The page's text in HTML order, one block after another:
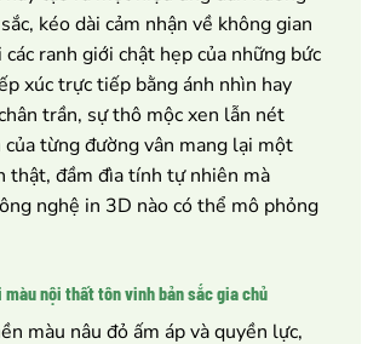
kéo dài cảm nhận về không gian
ranh giới chật hẹp của những bức
xúc trực tiếp bằng ánh nhìn hay
trần, sự thô mộc xen lẫn nét
của từng đường vân mang lại một
thật, đầm đìa tính tự nhiên mà
nghệ in 3D nào có thể mô phỏng
màu nội thất tôn vinh bản sắc gia chủ
màu nâu đỏ ấm áp và quyền lực,